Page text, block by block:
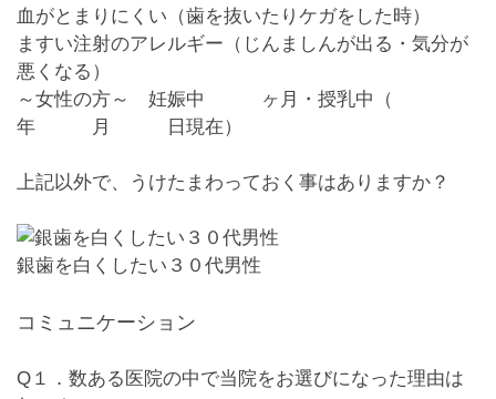
血がとまりにくい（歯を抜いたりケガをした時）
ますい注射のアレルギー（じんましんが出る・気分が
悪くなる）
～女性の方～ 妊娠中 ヶ月・授乳中（
年 月 日現在）
上記以外で、うけたまわっておく事はありますか？
銀歯を白くしたい３０代男性
コミュニケーション
Q１．数ある医院の中で当院をお選びになった理由は